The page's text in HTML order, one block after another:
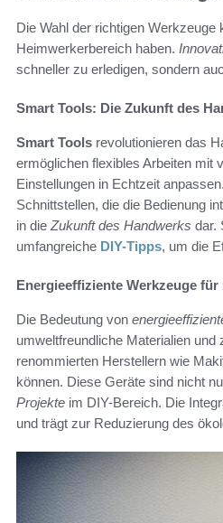
Die Wahl der richtigen
Heimwerkerbereich haben.
schneller zu erledigen, sondern
Smart Tools: Die Zukunft des
Smart Tools revolutionieren das
ermöglichen flexibles Arbeiten mit
Einstellungen in Echtzeit
Schnittstellen, die die Bedienung
in dieZukunft des Handwerks dar.
umfangreiche DIY-Tipps, um die
Energieeffiziente Werkzeuge
Die Bedeutung von
umweltfreundliche Materialien
renommierten Herstellern wie
können. Diese Geräte sind nicht
Projekte im DIY-Bereich. Die
und trägt zur Reduzierung des